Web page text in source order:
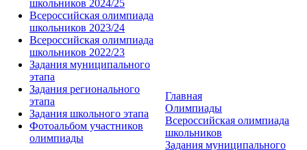
школьников 2024/25
Всероссийская олимпиада
школьников 2023/24
Всероссийская олимпиада
школьников 2022/23
Задания муниципального
этапа
Задания регионального
этапа
Задания школьного этапа
Фотоальбом участников
олимпиады
Главная
Олимпиады
Всероссийская олимпиада
школьников
Задания муниципального